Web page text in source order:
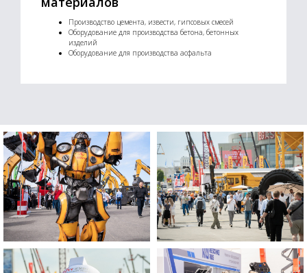
Производство цемента, извести, гипсовых смесей
Оборудование для производства бетона, бетонных
изделий
Оборудование для производства асфальта